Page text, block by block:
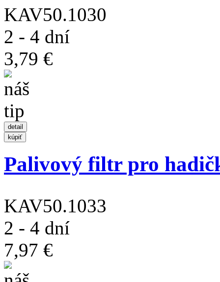
KAV50.1030
2 - 4 dní
3,79 €
Palivový filtr pro
KAV50.1033
2 - 4 dní
7,97 €